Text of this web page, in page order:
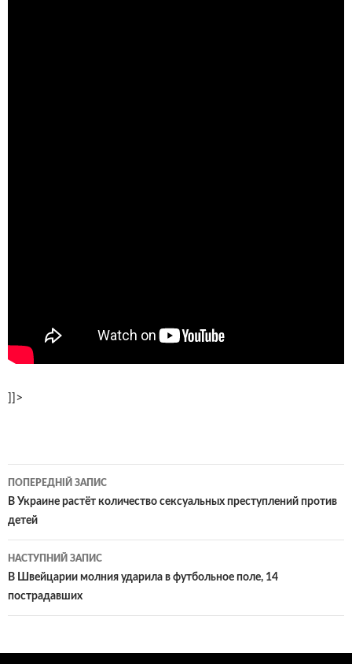
]]>
Навігація
по
записам
ПОПЕРЕДНІЙ ЗАПИС
В Украине растёт количество сексуальных преступлений против
детей
НАСТУПНИЙ ЗАПИС
В Швейцарии молния ударила в футбольное поле, 14
пострадавших